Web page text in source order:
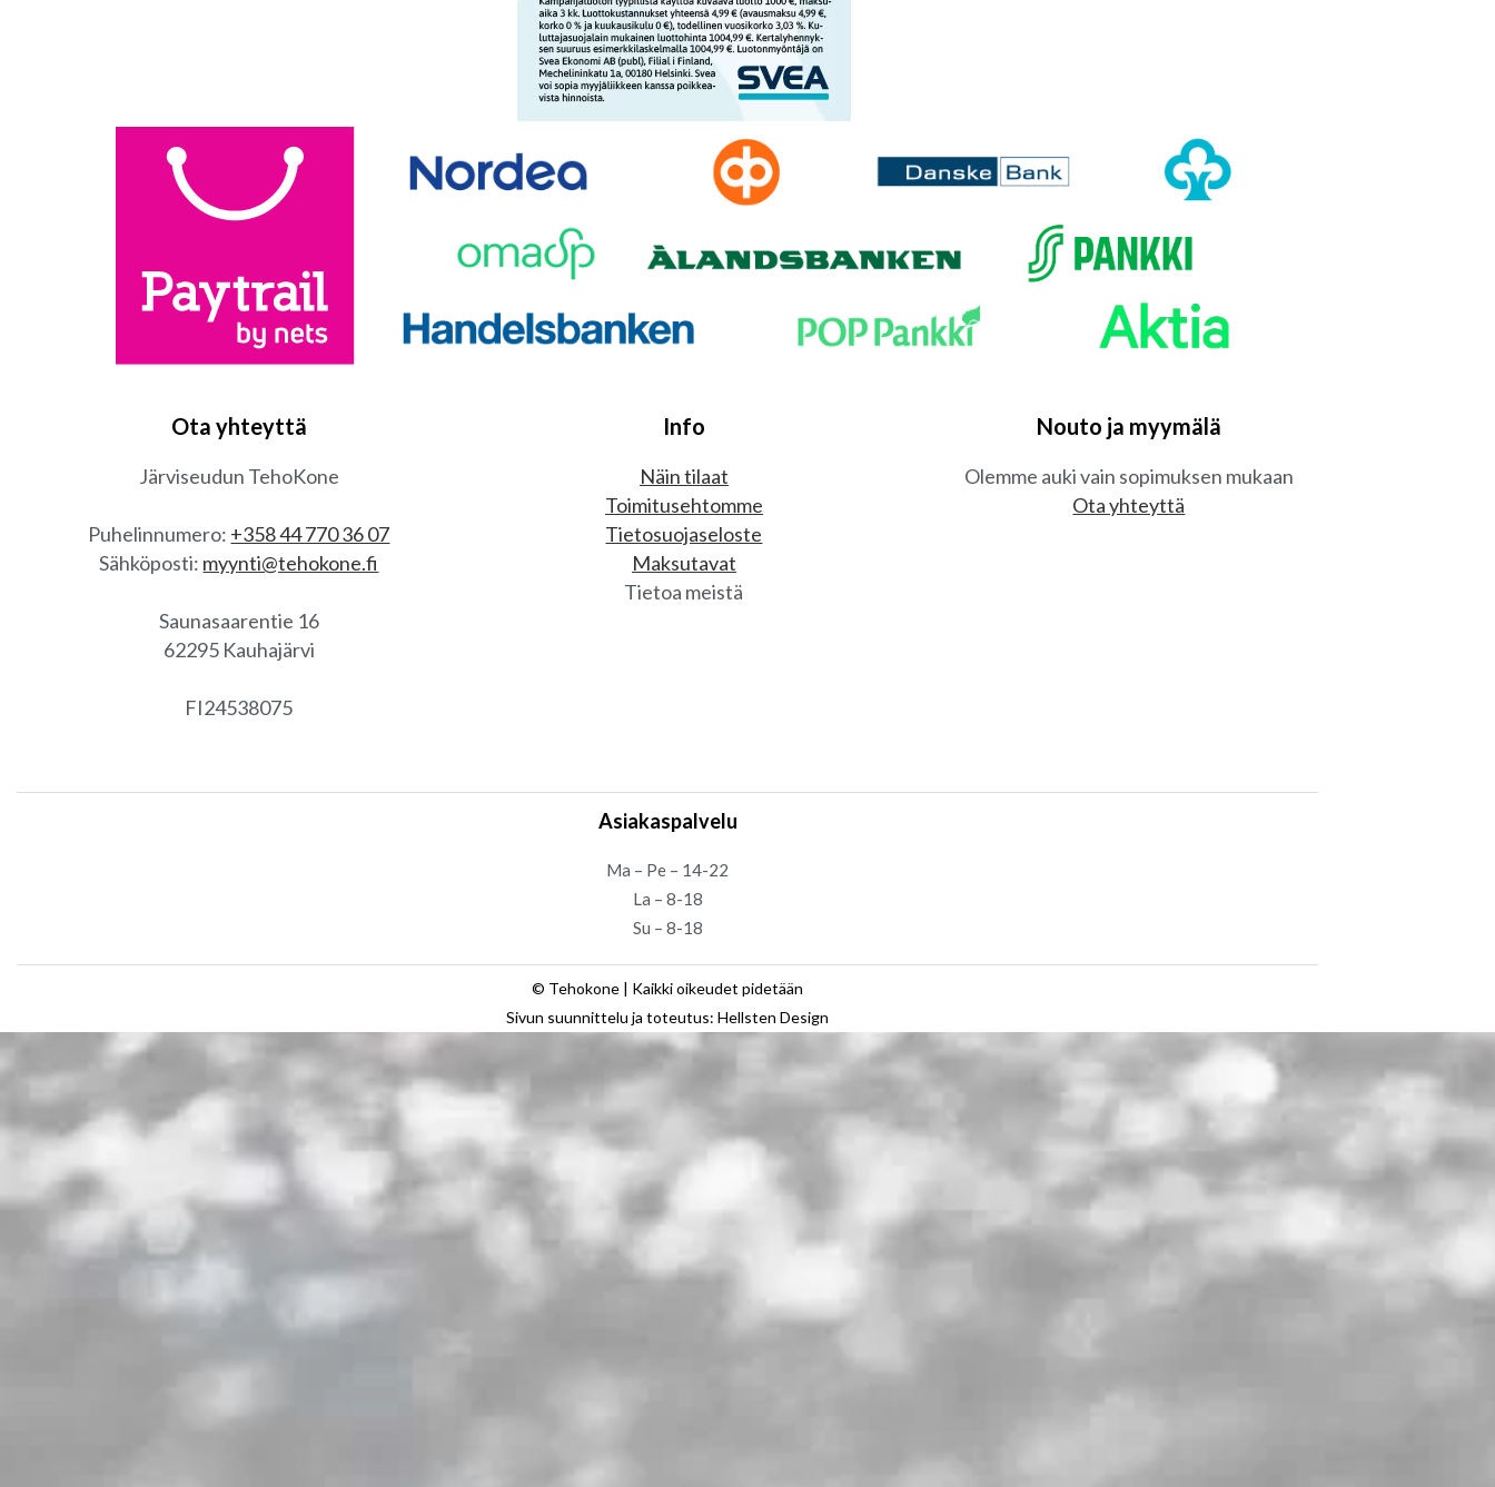
Ota yhteyttä
Järviseudun TehoKone
Puhelinnumero: +358 44 770 36 07
Sähköposti: myynti@tehokone.fi
Saunasaarentie 16
62295 Kauhajärvi
FI24538075
Info
Näin tilaat
Toimitusehtomme
Tietosuojaseloste
Maksutavat
Tietoa meistä
Nouto ja myymälä
Olemme auki vain sopimuksen mukaan
Ota yhteyttä
Asiakaspalvelu
Ma – Pe – 14-22
La – 8-18
Su – 8-18
© Tehokone | Kaikki oikeudet pidetään
Sivun suunnittelu ja toteutus: Hellsten Design